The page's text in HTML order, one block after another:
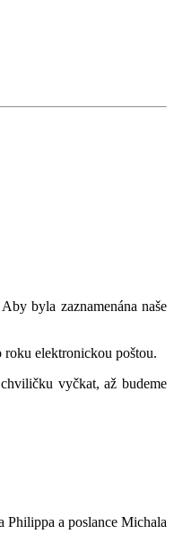
byla zaznamenána naše
roku elektronickou poštou.
vyčkat, až budeme
Philippa a poslance Michala